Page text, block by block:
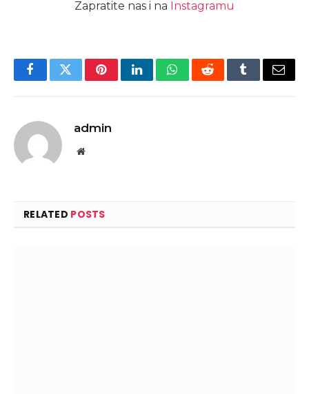
Zapratite nas i na Instagramu
FacebookTwitterPinterestLinkedInWhatsAppRedditTumblrEmail
admin
Website
RELATED POSTS